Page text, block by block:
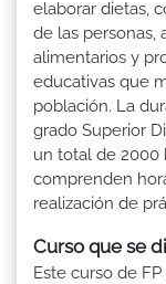
elaborar dietas,
de las personas,
alimentarios y
educativas que
población. La
grado Superior
un total de 2000
comprenden
realización de
Curso que se
Este curso de